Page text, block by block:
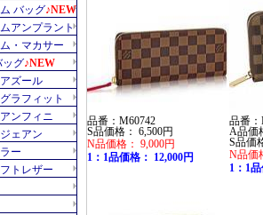
品番：M60742
S品価格： 6,500円
N品価格： 9,000円
1：1品価格： 12,000円
品番：
A品価
S品価
N品価
1：1